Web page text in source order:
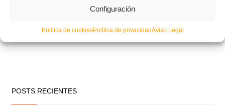
Configuración
Política de cookiesPolítica de privacidadAviso Legal
POSTS RECIENTES